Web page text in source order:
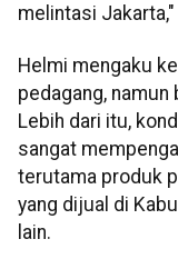
melintasi Jakarta,"
Helmi mengaku
pedagang,
Lebih dari itu,
sangat
terutama produk
yang dijual di
lain.